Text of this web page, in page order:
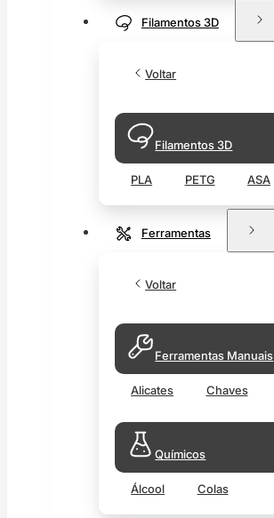
Filamentos 3D
Voltar
Filamentos 3D
PLA PETG ASA
Ferramentas
Voltar
Ferramentas Manuais
Alicates Chaves
Químicos
Álcool Colas